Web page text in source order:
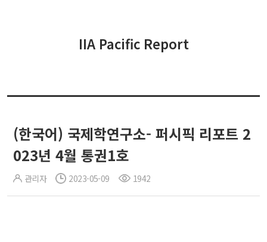
IIA Pacific Report
(한국어) 국제학연구소- 퍼시픽 리포트 2
023년 4월 통권1호
관리자 2023-05-09 1942